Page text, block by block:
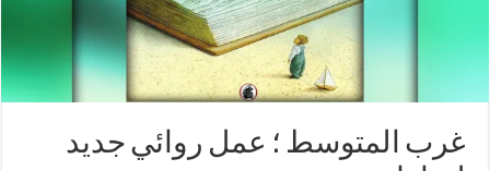
غرب المتوسط ؛ عمل روائي جديد